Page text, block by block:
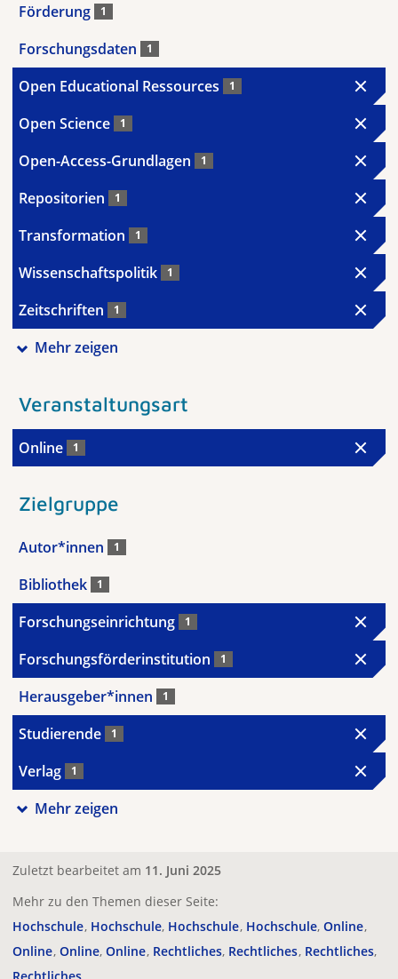
Förderung 1
Forschungsdaten 1
Open Educational Ressources 1
Open Science 1
Open-Access-Grundlagen 1
Repositorien 1
Transformation 1
Wissenschaftspolitik 1
Zeitschriften 1
Mehr zeigen
Veranstaltungsart
Online 1
Zielgruppe
Autor*innen 1
Bibliothek 1
Forschungseinrichtung 1
Forschungsförderinstitution 1
Herausgeber*innen 1
Studierende 1
Verlag 1
Mehr zeigen
Zuletzt bearbeitet am 11. Juni 2025
Mehr zu den Themen dieser Seite:
Hochschule Hochschule Hochschule Hochschule Online
Online Online Online Rechtliches Rechtliches Rechtliches